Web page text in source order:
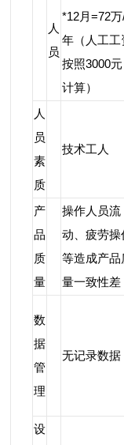
人
员
*12月=72
年（人工工
按照3000元
计算）
人
员
素
质
技术工人
产
品
质
量
操作人员流
动、疲劳操
等造成产品
量一致性差
数
据
管
理
无记录数据
设